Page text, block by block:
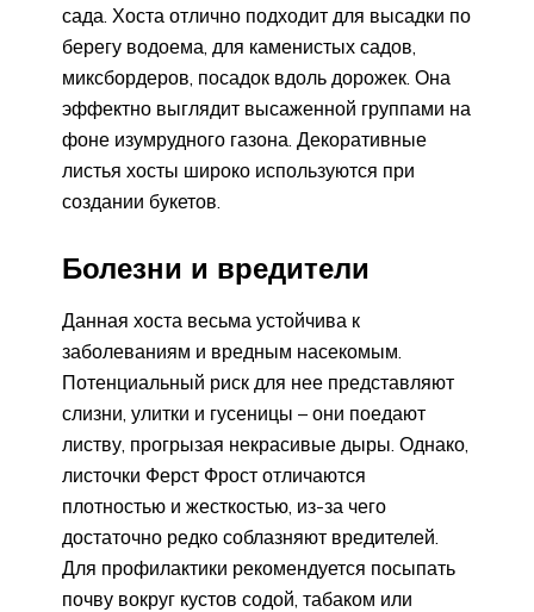
сада. Хоста отлично подходит для высадки по
берегу водоема, для каменистых садов,
миксбордеров, посадок вдоль дорожек. Она
эффектно выглядит высаженной группами на
фоне изумрудного газона. Декоративные
листья хосты широко используются при
создании букетов.
Болезни и вредители
Данная хоста весьма устойчива к
заболеваниям и вредным насекомым.
Потенциальный риск для нее представляют
слизни, улитки и гусеницы – они поедают
листву, прогрызая некрасивые дыры. Однако,
листочки Ферст Фрост отличаются
плотностью и жесткостью, из-за чего
достаточно редко соблазняют вредителей.
Для профилактики рекомендуется посыпать
почву вокруг кустов содой, табаком или